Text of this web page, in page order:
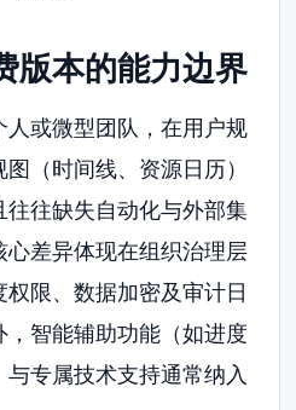
版本的能力边界
或微型团队，在用户规
（时间线、资源日历）
往缺失自动化与外部集
心差异体现在组织治理层
限、数据加密及审计日
智能辅助功能（如进度
专属技术支持通常纳入